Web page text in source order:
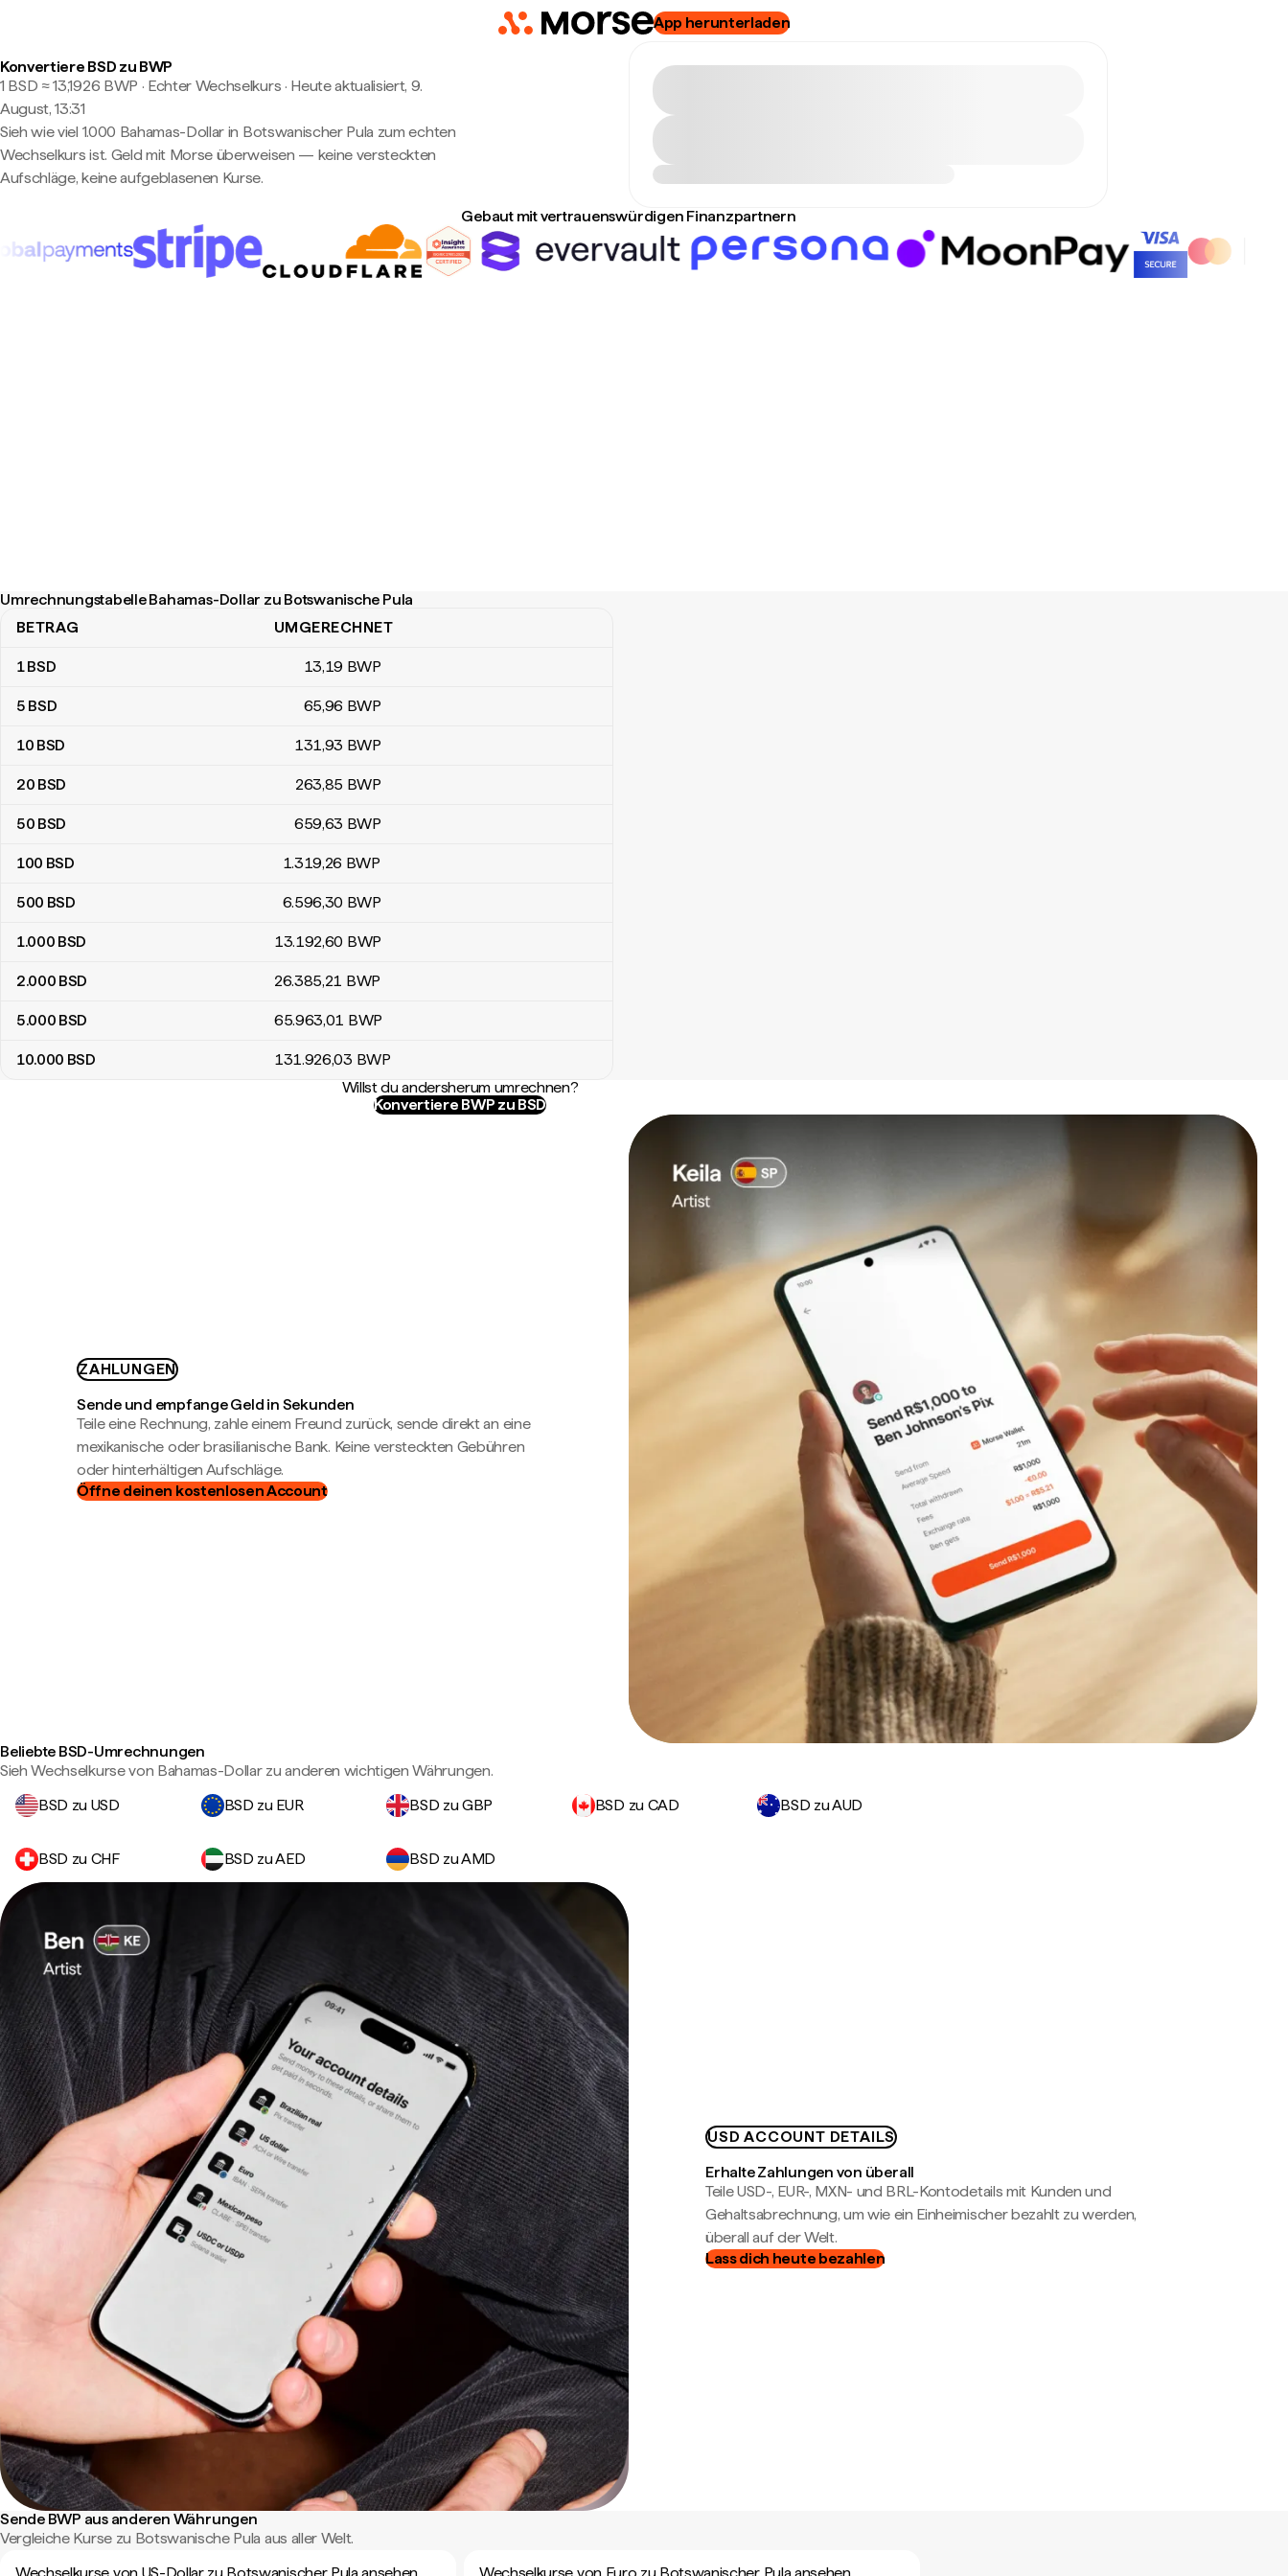
App herunterladen
Konvertiere BSD zu BWP
1 BSD ≈ 13,1926 BWP · Echter Wechselkurs · Heute aktualisiert, 9.
August, 13:31
Sieh wie viel 1.000 Bahamas-Dollar in Botswanischer Pula zum echten
Wechselkurs ist. Geld mit Morse überweisen — keine versteckten
Aufschläge, keine aufgeblasenen Kurse.
Gebaut mit vertrauenswürdigen Finanzpartnern
Umrechnungstabelle Bahamas-Dollar zu Botswanische Pula
Umrechnungstabelle Bahamas-Dollar zu Botswanische Pula
BETRAG UMGERECHNET
1BSD 13,19 BWP
5 BSD 65,96 BWP
10 BSD 131,93 BWP
20 BSD 263,85 BWP
50 BSD 659,63 BWP
100 BSD 1.319,26 BWP
500 BSD 6.596,30 BWP
1.000 BSD 13.192,60 BWP
2.000 BSD 26.385,21 BWP
5.000 BSD 65.963,01 BWP
10.000 BSD 131.926,03 BWP
Willst du andersherum umrechnen?
Konvertiere BWP zu BSD
ZAHLUNGEN
Sende und empfange Geld in Sekunden
Teile eine Rechnung, zahle einem Freund zurück, sende direkt an eine
mexikanische oder brasilianische Bank. Keine versteckten Gebühren
oder hinterhältigen Aufschläge.
Öffne deinen kostenlosen Account
Beliebte BSD-Umrechnungen
Sieh Wechselkurse von Bahamas-Dollar zu anderen wichtigen Währungen.
BSD zu USD
BSD zu EUR BSD zu GBP BSD zu CAD BSD zu AUD
BSD zu CHF BSD zu AED BSD zu AMD
USD ACCOUNT DETAILS
Erhalte Zahlungen von überall
Teile USD-, EUR-, MXN- und BRL-Kontodetails mit Kunden und
Gehaltsabrechnung, um wie ein Einheimischer bezahlt zu werden,
überall auf der Welt.
Lass dich heute bezahlen
Sende BWP aus anderen Währungen
Vergleiche Kurse zu Botswanische Pula aus aller Welt.